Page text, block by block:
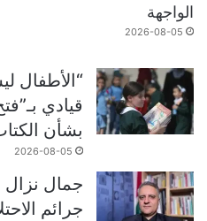
الواجهة
2026-08-05
“الأطفال
قيادي
بشأن
2026-08-05
جمال نزال
جرائم